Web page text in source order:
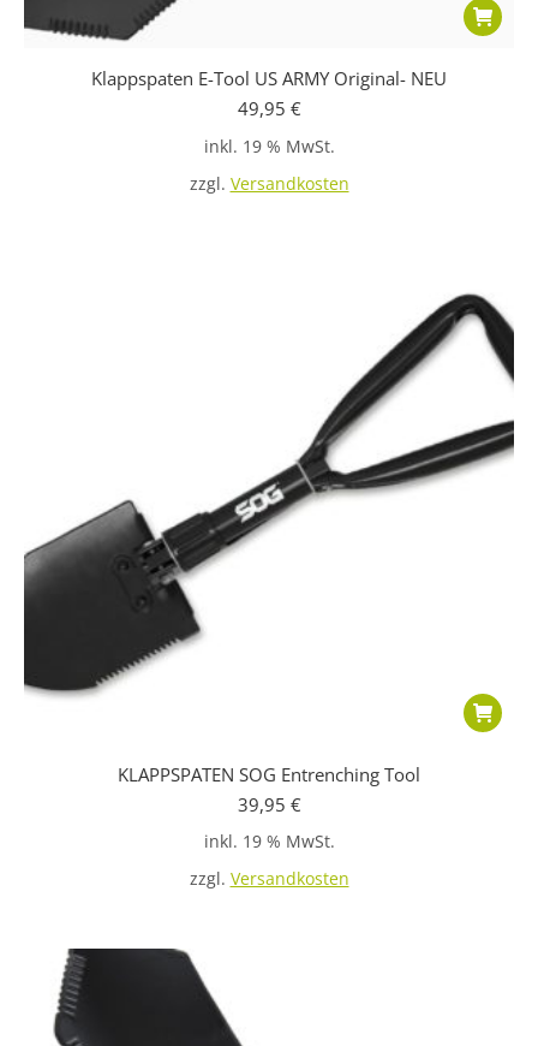
Klappspaten E-Tool US ARMY Original- NEU
49,95 €
inkl. 19 % MwSt.
zzgl. Versandkosten
KLAPPSPATEN SOG Entrenching Tool
39,95 €
inkl. 19 % MwSt.
zzgl. Versandkosten